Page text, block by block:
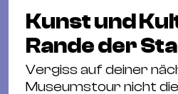
Kunst und
Rande der
Vergiss auf deiner
Museumstour nicht